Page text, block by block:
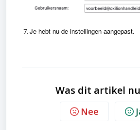
Je hebt nu de instellingen aangepast.
Was dit artikel
Nee